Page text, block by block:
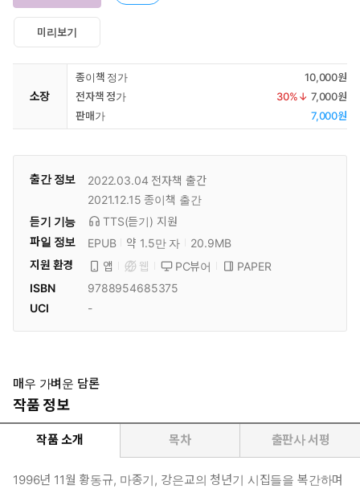
미리보기
소장
종이책 정가
10,000원
전자책 정가
30%↓ 7,000원
판매가
7,000원
출간 정보 2022.03.04 전자책 출간
2021.12.15 종이책 출간
듣기 기능
TTS(듣기) 지원
파일 정보
EPUB 약 1.5만 자
20.9MB
지원 환경
앱 웹 PC뷰어
PAPER
ISBN
9788954685375
UCI
-
매우 가벼운 담론
작품 정보
작품 소개 목차 출판사 서평
1996년 11월 황동규, 마종기, 강은교의 청년기 시집들을 복간하며